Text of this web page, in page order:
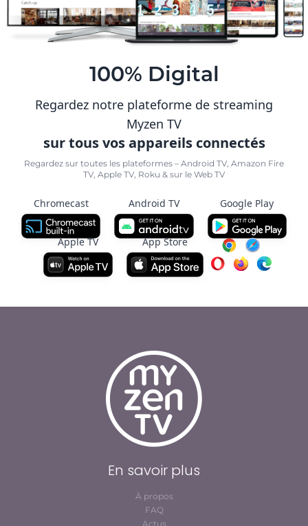
100% Digital
Regardez notre plateforme de streaming
Myzen TV
sur tous vos appareils connectés
Regardez sur toutes les plateformes – Android TV, Amazon Fire
TV, Apple TV, Roku & sur le Web TV
Chromecast Android TV Google Play
Apple TV App Store
En savoir plus
À propos
FAQ
Actus